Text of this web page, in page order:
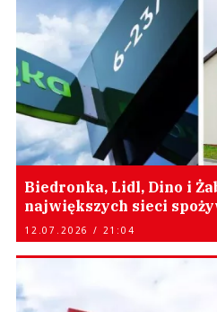
Biedronka, Lidl, Dino i
największych sieci
12.07.2026 / 21:04